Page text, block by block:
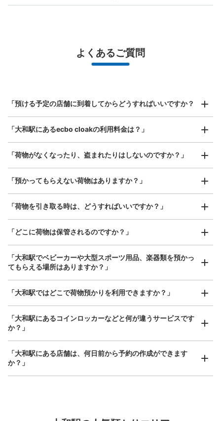
保管できる荷物数
小:31/ ¥400
支払い方法
現金, ICカード
スマホからお店と日時を
指定して事前予約
お店で荷物の写真を
全国1,000箇所以上と提携
好立地 / 好条件店舗も多数
最大辺が45cm未満の大きさのお荷物（リュック、ハンド
バッグ、お手荷物など）
¥800/ 日
器、ベビーカーなど）
よくあるご質問
「預ける予定の店舗に到着してからどうすればいいですか？
「大和駅にあるecbo cloakの利用料金は？」
「荷物がなくなったり、盗まれたりはしないのですか？」
「預かってもらえない荷物はありますか？」
「荷物を引き取る時は、どうすればいいですか？」
「どこに荷物は保管されるのですか？」
「大和駅でベビーカーや大型スポーツ用品、楽器類を預かっ
てもらえる場所はありますか？」
「大和駅ではどこで荷物預かりを利用できますか？」
「大和駅にあるコインロッカーなどと何が違うサービスです
か？」
「大和駅にある店舗は、何日前から予約の作成ができます
か？」